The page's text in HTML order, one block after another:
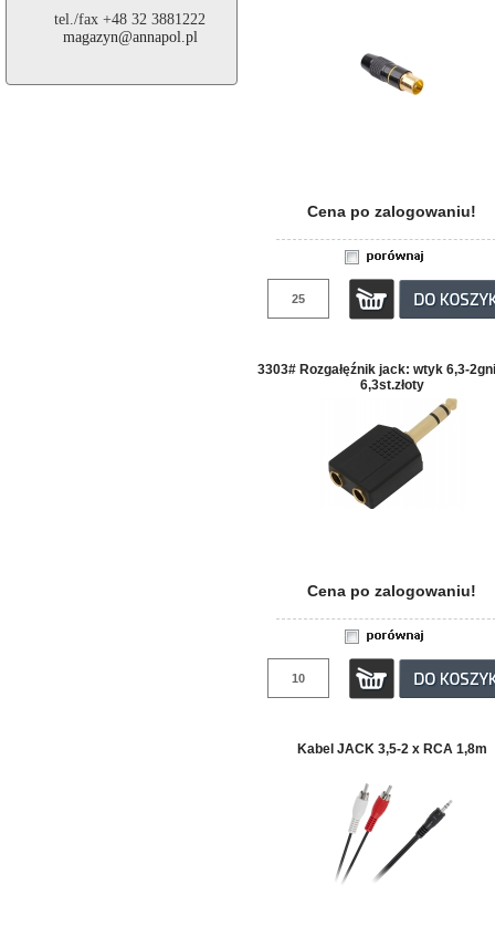
tel./fax +48 32 3881222
magazyn@annapol.pl
Cena po zalogowaniu!
3303# Rozgałęźnik jack: wtyk 6,3-
6,3st.złoty
Cena po zalogowaniu!
Kabel JACK 3,5-2 x RCA 1,8m